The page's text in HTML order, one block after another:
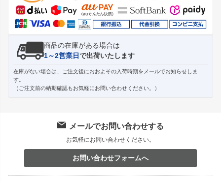
へ
商品の在庫がある場合は
1～2営業日で出荷いたします
在庫がない場合は、ご注文後におおよその入荷時期をメールでお知らせしま
す。
（ご注文前の納期確認もお気軽にお問い合わせください。）
メールでお問い合わせする
お気軽にお問い合わせください。
お問い合わせフォームへ